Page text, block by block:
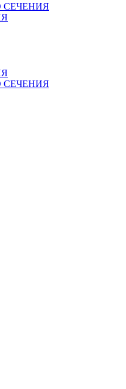
СЕЧЕНИЯ
СЕЧЕНИЯ